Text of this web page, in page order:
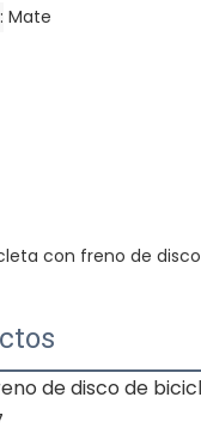
Mate
con freno de disco